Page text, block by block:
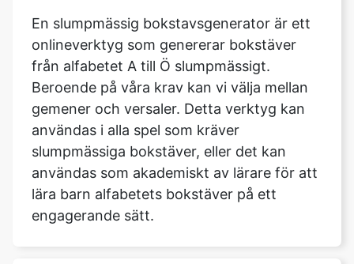
En slumpmässig bokstavsgenerator är ett
onlineverktyg som genererar bokstäver
från alfabetet A till Ö slumpmässigt.
Beroende på våra krav kan vi välja mellan
gemener och versaler. Detta verktyg kan
användas i alla spel som kräver
slumpmässiga bokstäver, eller det kan
användas som akademiskt av lärare för att
lära barn alfabetets bokstäver på ett
engagerande sätt.